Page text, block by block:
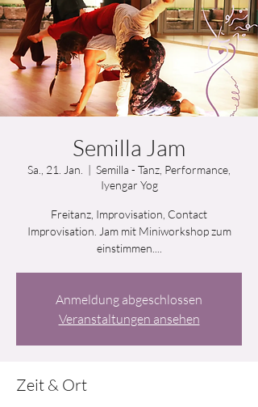
Semilla Jam
Sa., 21. Jan.
  |
Semilla - Tanz, Performance,
Iyengar Yog
Freitanz, Improvisation, Contact
Improvisation. Jam mit Miniworkshop zum
einstimmen....
Anmeldung abgeschlossen
Veranstaltungen ansehen
Zeit & Ort